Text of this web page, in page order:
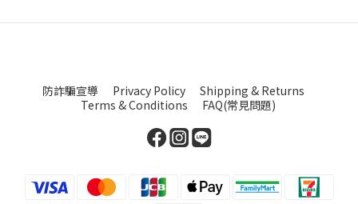
防詐騙宣導 Privacy Policy
Shipping & Returns
Terms & Conditions
FAQ(常見問題)